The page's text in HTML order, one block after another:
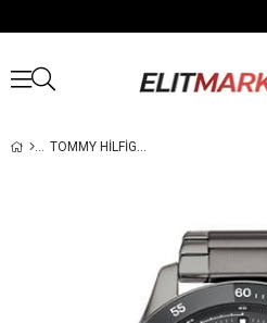
TOMMY HILFIGER TH1791719 ERKEK KOL SAATI